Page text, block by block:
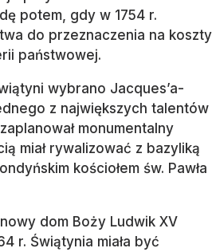
potem, gdy w 1754 r.
do przeznaczenia na koszty
państwowej.
wybrano Jacques’a-
z największych talentów
monumentalny
miał rywalizować z bazyliką
kościołem św. Pawła
dom Boży Ludwik XV
r. Świątynia miała być